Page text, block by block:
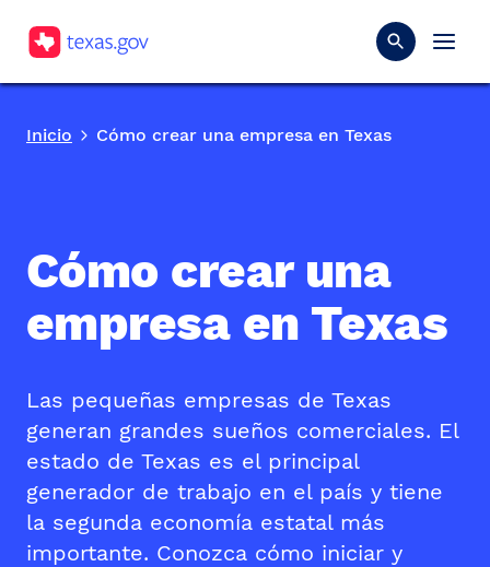
Inicio Cómo crear una empresa en Texas
Cómo crear una
empresa en Texas
Las pequeñas empresas de Texas
generan grandes sueños comerciales. El
estado de Texas es el principal
generador de trabajo en el país y tiene
la segunda economía estatal más
importante. Conozca cómo iniciar y